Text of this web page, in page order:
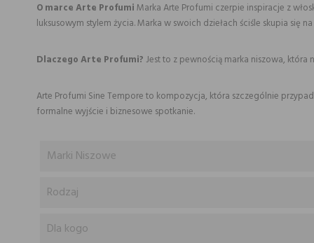
O marce Arte ProfumiMarka Arte Profumi czerpie inspiracje z
luksusowym stylem życia. Marka w swoich dziełach ściśle skupia się
Dlaczego Arte Profumi? Jest to z pewnością marka niszowa,
Arte Profumi Sine Tempore to kompozycja, która szczególnie
formalne wyjście i biznesowe spotkanie.
Marki Niszowe
Rodzaj
Dla kogo